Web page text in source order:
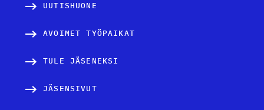
UUTISHUONE
AVOIMET TYÖPAIKAT
TULE JÄSENEKSI
JÄSENSIVUT